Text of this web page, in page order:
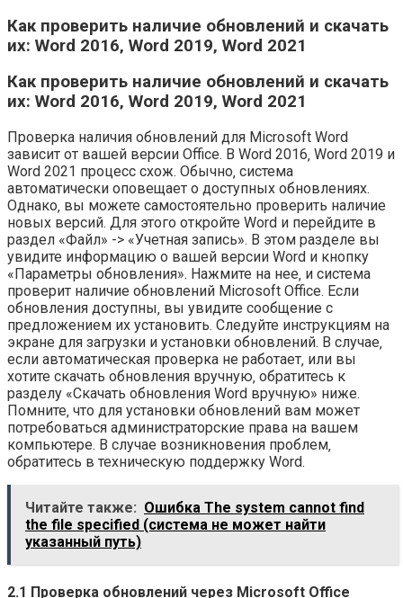
Как проверить наличие обновлений и скачать
их: Word 2016‚ Word 2019‚ Word 2021
Как проверить наличие обновлений и скачать
их: Word 2016‚ Word 2019‚ Word 2021
Проверка наличия обновлений для Microsoft Word
зависит от вашей версии Office. В Word 2016‚ Word 2019 и
Word 2021 процесс схож. Обычно‚ система
автоматически оповещает о доступных обновлениях.
Однако‚ вы можете самостоятельно проверить наличие
новых версий. Для этого откройте Word и перейдите в
раздел «Файл» -> «Учетная запись». В этом разделе вы
увидите информацию о вашей версии Word и кнопку
«Параметры обновления». Нажмите на нее‚ и система
проверит наличие обновлений Microsoft Office. Если
обновления доступны‚ вы увидите сообщение с
предложением их установить. Следуйте инструкциям на
экране для загрузки и установки обновлений. В случае‚
если автоматическая проверка не работает‚ или вы
хотите скачать обновления вручную‚ обратитесь к
разделу «Скачать обновления Word вручную» ниже.
Помните‚ что для установки обновлений вам может
потребоваться администраторские права на вашем
компьютере. В случае возникновения проблем‚
обратитесь в техническую поддержку Word.
Читайте также: Ошибка The system cannot find
the file specified (система не может найти
указанный путь)
2.1 Проверка обновлений через Microsoft Office